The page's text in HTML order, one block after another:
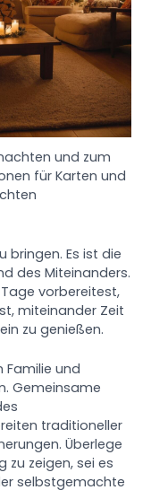
und zum
für Karten und
bringen. Es ist die
des Miteinanders.
vorbereitest,
miteinander Zeit
zu genießen.
Familie und
Gemeinsame
traditioneller
Überlege
zu zeigen, sei es
selbstgemachte